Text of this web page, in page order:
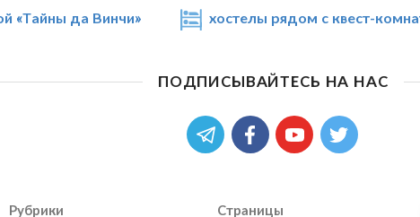
«Тайны да Винчи»
хостелы рядом с квест-
ПОДПИСЫВАЙТЕСЬ НА НАС
Рубрики Страницы